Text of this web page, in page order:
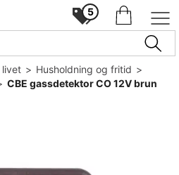
5
livet>Husholdning og fritid>
CBE gassdetektor CO 12V brun